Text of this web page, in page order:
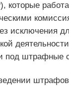
которые
исключения
под штрафные
штрафов